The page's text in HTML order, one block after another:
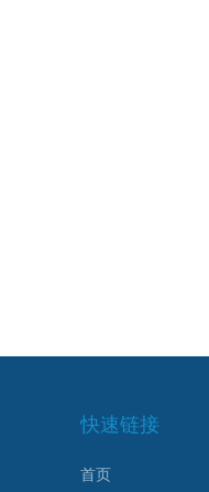
快速链接
首页